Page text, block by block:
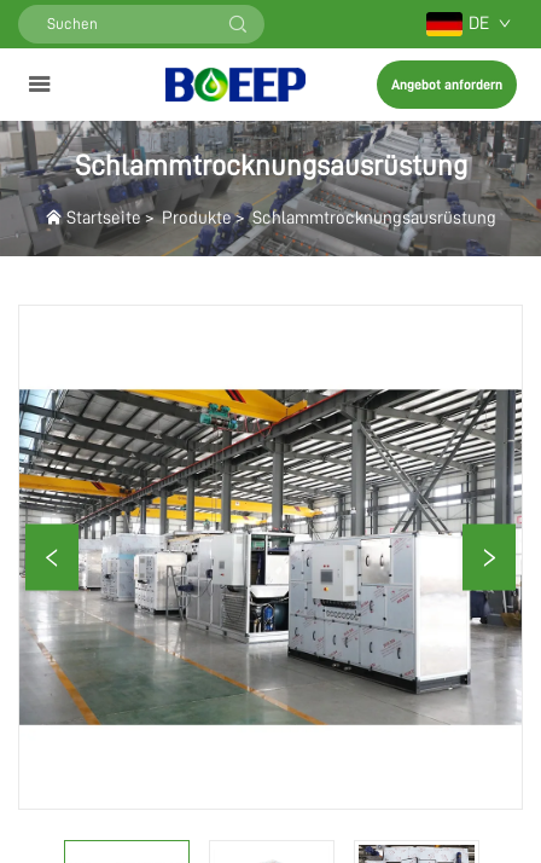
DE
Angebot anfordern
Schlammtrocknungsausrüstung
Startseite>Produkte>Schlammtrocknungsausrüstung